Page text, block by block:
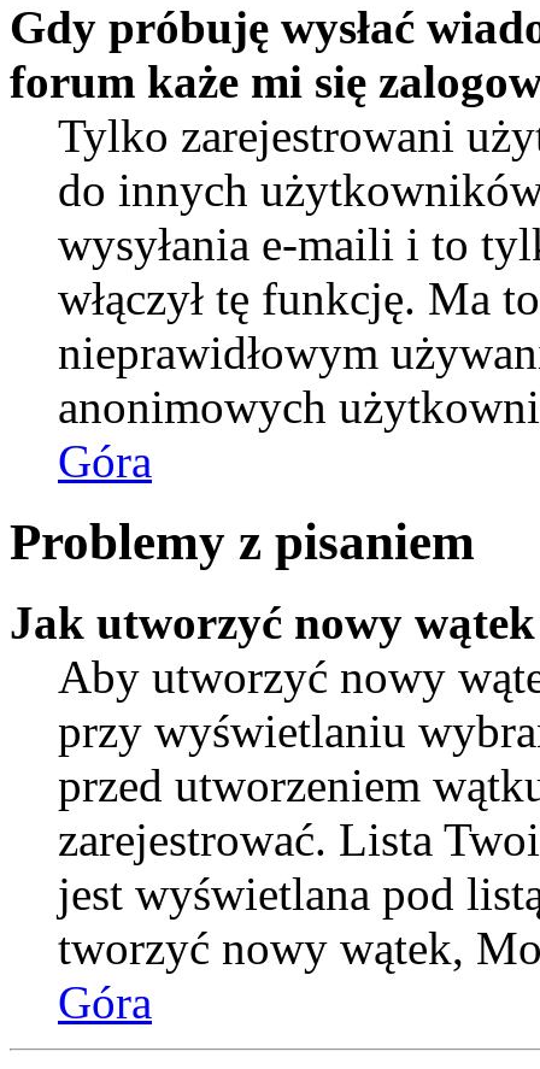
Gdy próbuję wysłać
forum każe mi się
Tylko zarejestrowani
do innych
wysyłania e-maili i to
włączył tę funkcję. Ma
nieprawidłowym
anonimowych
Góra
Problemy z pisaniem
Jak utworzyć nowy
Aby utworzyć nowy
przy wyświetlaniu
przed utworzeniem
zarejestrować. Lista
jest wyświetlana pod
tworzyć nowy wątek,
Góra